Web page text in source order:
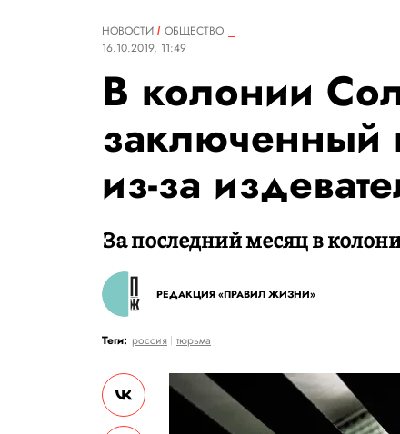
НОВОСТИ
ОБЩЕСТВО
16.10.2019, 11:49
В колонии
заключенный
из-за
За последний месяц в
РЕДАКЦИЯ «ПРАВИЛ ЖИЗНИ»
Теги: россия тюрьма